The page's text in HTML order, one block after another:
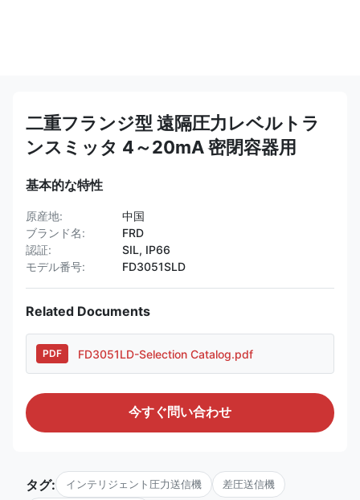
二重フランジ型 遠隔圧力レベルトラ
ンスミッタ 4～20mA 密閉容器用
基本的な特性
原産地:
中国
ブランド名:
FRD
認証:
SIL, IP66
モデル番号:
FD3051SLD
Related Documents
PDF FD3051LD-Selection Catalog.pdf
今すぐ問い合わせ
タグ: インテリジェント圧力送信機 差圧送信機